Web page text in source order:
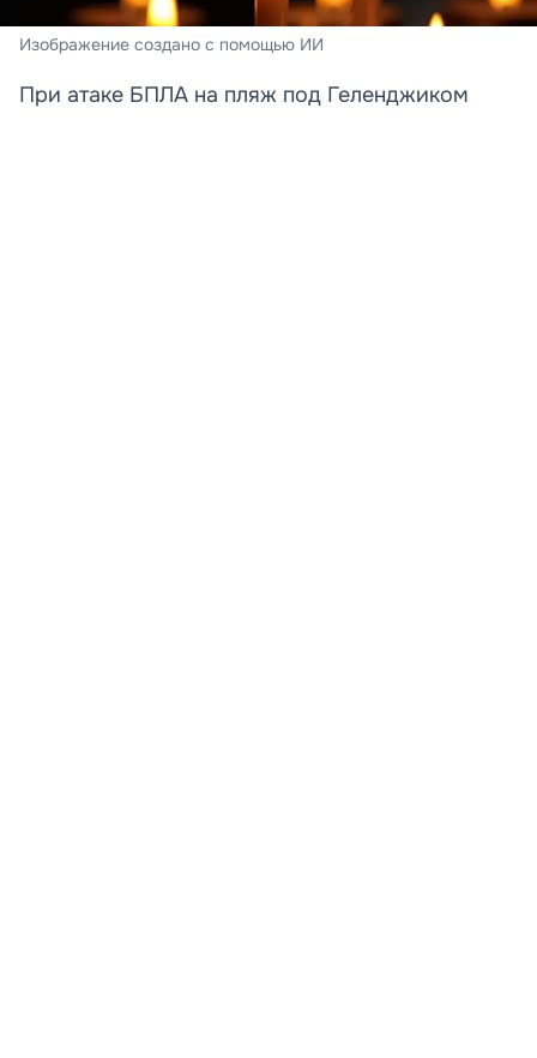
Изображение создано с помощью ИИ
При атаке БПЛА на пляж под Геленджиком